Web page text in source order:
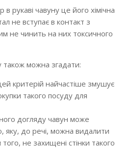
рукаві чавуну це його хімічна
не вступає в контакт з
не чинить на них токсичного
також можна згадати:
критерій найчастіше змушує
такого посуду для
догляду чавун може
яку, до речі, можна видалити
не захищені стінки такого